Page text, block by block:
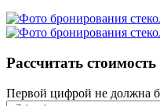
Рассчитать стоимость
Первой цифрой не должна